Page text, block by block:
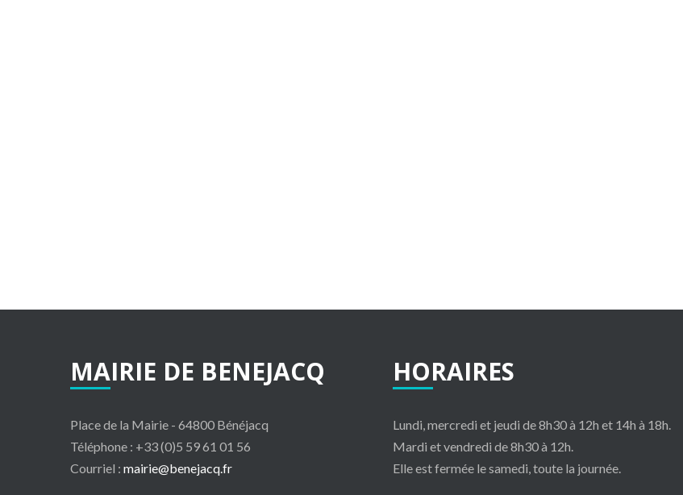
MAIRIE DE BENEJACQ
Place de la Mairie - 64800 Bénéjacq
Téléphone : +33 (0)5 59 61 01 56
Courriel : mairie@benejacq.fr
HORAIRES
Lundi, mercredi et jeudi de 8h30 à 12h et 14h à 18h.
Mardi et vendredi de 8h30 à 12h.
Elle est fermée le samedi, toute la journée.
Situer la commune